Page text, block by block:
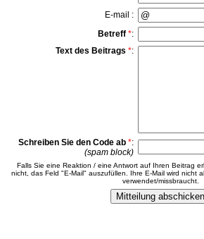
E-mail :
Betreff *:
Text des Beitrags *:
Schreiben Sie den Code ab *:
(spam block)
Falls Sie eine Reaktion / eine Antwort auf Ihren Beitrag
nicht, das Feld "E-Mail" auszufüllen. Ihre E-Mail wird nicht
verwendet/missbraucht.